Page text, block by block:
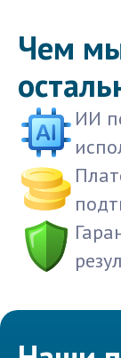
Чем
ИИ